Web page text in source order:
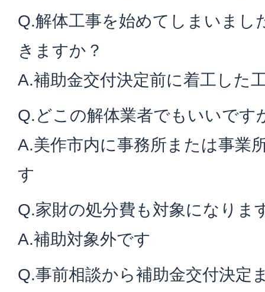
Q.解体工事を始めてしまいまし
きますか？
A.補助金交付決定前に着工した
Q.どこの解体業者でもいいです
A.美作市内に事務所または事業
す
Q.家財の処分費も対象になりま
A.補助対象外です
Q.事前相談から補助金交付決定